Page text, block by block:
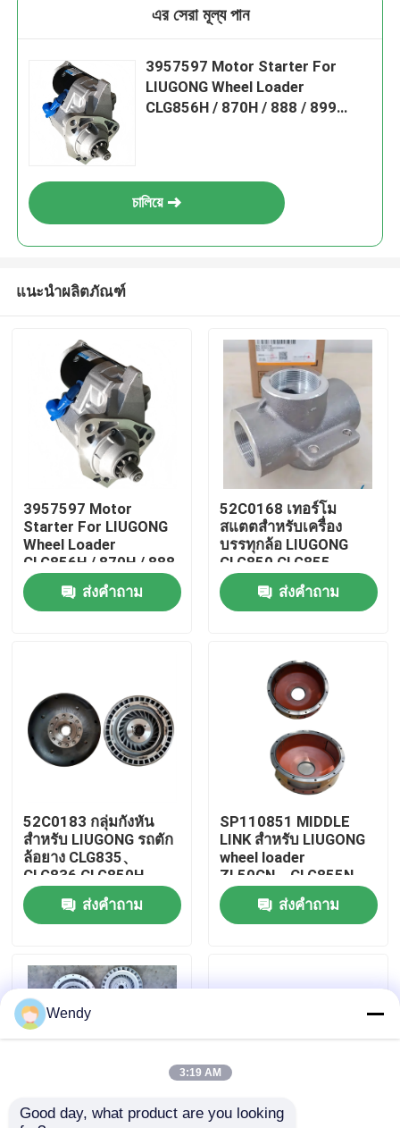
บ้าน
วิดีโอ
ทัวร์โรงงาน
ควบคุมคุณภาพ
ข่าว
บล็อก
এর সেরা মূল্য পান
3957597 Motor Starter For
LIUGONG Wheel Loader
CLG856H / 870H / 888 / 899
চালিয়ে
แนะนำผลิตภัณฑ์
3957597 Motor
Starter For LIUGONG
Wheel Loader
CLG856H / 870H / 888
/ 899 Excavator 925D
/ 930D / 936D Engine
QSC8.3 / ISC8.3
ส่งคำถาม
52C0168 เทอร์โม
สแตตสําหรับเครื่อง
บรรทุกล้อ LIUGONG
CLG850 CLG855
CLG856 850H 855N
ZL50C ZL50CN
ส่งคำถาม
52C0183 กลุ่มกังหัน
สำหรับ LIUGONG รถตัก
ล้อยาง CLG835、
CLG836 CLG850H、
CLG855N、CLG856
CLG870Hส่งคำถาม
SP110851 MIDDLE
LINK สําหรับ LIUGONG
wheel loader
ZL50CN、CLG855N、
CLG856、CLG860H
CLG870H、CLG888
ส่งคำถาม
Wendy
3:19 AM
Good day, what product are you looking